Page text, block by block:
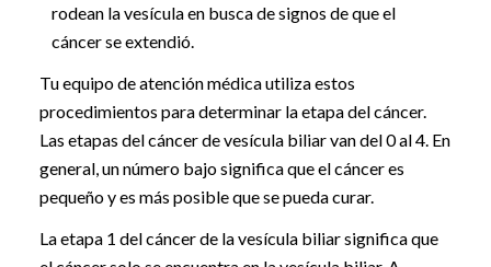
rodean la vesícula en busca de signos de que el
cáncer se extendió.
Tu equipo de atención médica utiliza estos
procedimientos para determinar la etapa del cáncer.
Las etapas del cáncer de vesícula biliar van del 0 al 4. En
general, un número bajo significa que el cáncer es
pequeño y es más posible que se pueda curar.
La etapa 1 del cáncer de la vesícula biliar significa que